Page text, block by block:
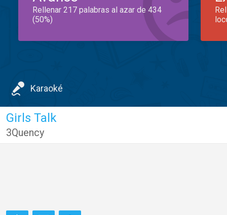
Rellenar 217 palabras al azar de 434
(50%)
Karaoké
Girls Talk
3Quency